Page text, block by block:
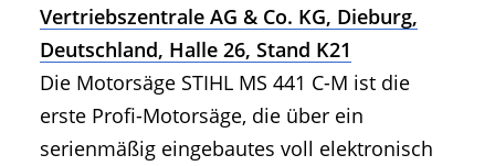
Vertriebszentrale AG & Co. KG, Dieburg,
Deutschland, Halle 26, Stand K21
Die Motorsäge STIHL MS 441 C-M ist die
erste Profi-Motorsäge, die über ein
serienmäßig eingebautes voll elektronisch